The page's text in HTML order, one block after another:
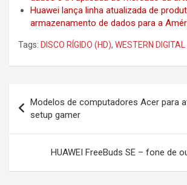
Huawei lança linha atualizada de
armazenamento de dados para a
Tags: DISCO RÍGIDO (HD), WESTERN DIGITAL
navigation
Modelos de computadores Acer para
setup gamer
HUAWEI FreeBuds SE – fone de